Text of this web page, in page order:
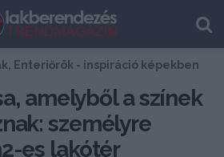
Enteriőrök - inspiráció képekben
amelyből a színek
személyre
es lakótér